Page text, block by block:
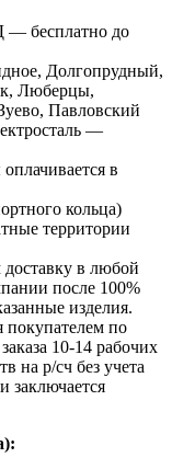
— бесплатно до
Долгопрудный,
Люберцы,
Павловский
—
в
кольца)
территории
в любой
после 100%
изделия.
покупателем по
10-14 рабочих
на р/сч без учета
заключается